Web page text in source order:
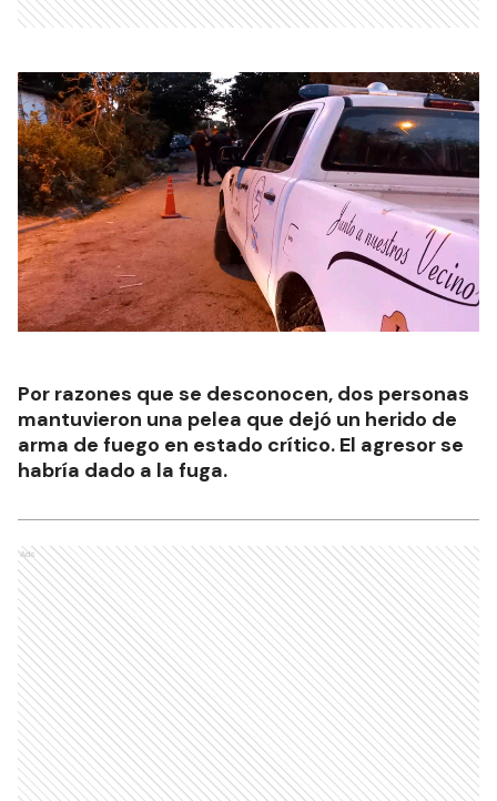
Por razones que se desconocen, dos personas
mantuvieron una pelea que dejó un herido de
arma de fuego en estado crítico. El agresor se
habría dado a la fuga.
Ads